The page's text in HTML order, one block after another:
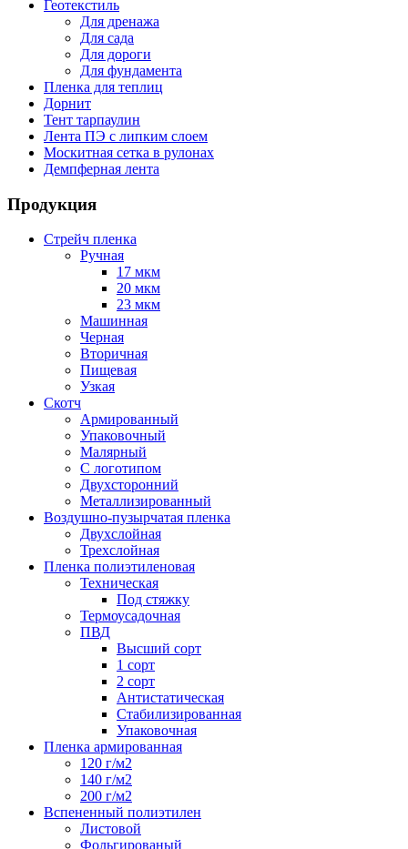
Геотекстиль
Для дренажа
Для сада
Для дороги
Для фундамента
Пленка для теплиц
Дорнит
Тент тарпаулин
Лента ПЭ с липким слоем
Москитная сетка в рулонах
Демпферная лента
Продукция
Стрейч пленка
Ручная
17 мкм
20 мкм
23 мкм
Машинная
Черная
Вторичная
Пищевая
Узкая
Скотч
Армированный
Упаковочный
Малярный
С логотипом
Двухсторонний
Металлизированный
Воздушно-пузырчатая пленка
Двухслойная
Трехслойная
Пленка полиэтиленовая
Техническая
Под стяжку
Термоусадочная
ПВД
Высший сорт
1 сорт
2 сорт
Антистатическая
Стабилизированная
Упаковочная
Пленка армированная
120 г/м2
140 г/м2
200 г/м2
Вспененный полиэтилен
Листовой
Фольгированый